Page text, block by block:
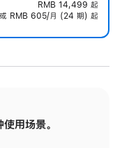
RMB 14,499 起
或 RMB 605/月 (24 期) 起
用场景。